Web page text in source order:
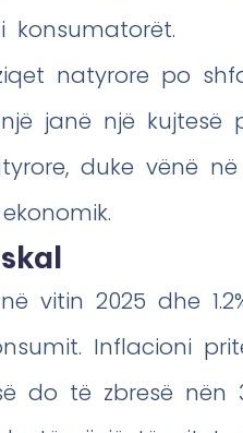
natyrore po
janë një kujtesë
duke vënë në
vitin 2025 dhe
Inflacioni
do të zbresë nën